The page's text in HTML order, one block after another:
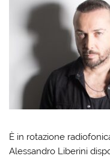
È in rotazione
Alessandro Liberini